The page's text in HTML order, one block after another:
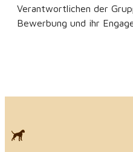
Verantwortlichen der
Bewerbung und ihr